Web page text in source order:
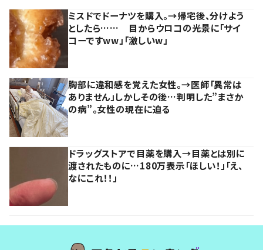
ミスドでドーナツを購入。→帰宅後、分けよう
としたら…… 目からウロコの光景に「サイ
コーですww」「激しいw」
胸部に違和感を覚えた女性。→医師「異常は
ありません」しかしその後…判明した”まさか
の病”。女性の現在に迫る
ドラッグストアで目薬を購入→目薬とは別に
渡されたものに…180万表示「ほしい！」「え、
なにこれ！！」